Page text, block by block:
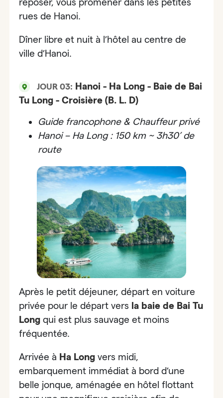
reposer, vous promener dans les petites
rues de Hanoi.
Dîner libre et nuit à l’hôtel au centre de
ville d’Hanoi.
JOUR 03: Hanoi - Ha Long - Baie de Bai
Tu Long - Croisière (B. L. D)
Guide francophone & Chauffeur privé
Hanoi – Ha Long : 150 km ~ 3h30’ de
route
Après le petit déjeuner, départ en voiture
privée pour le départ vers la baie de Bai Tu
Long qui est plus sauvage et moins
fréquentée.
Arrivée à Ha Long vers midi,
embarquement immédiat à bord d’une
belle jonque, aménagée en hôtel flottant